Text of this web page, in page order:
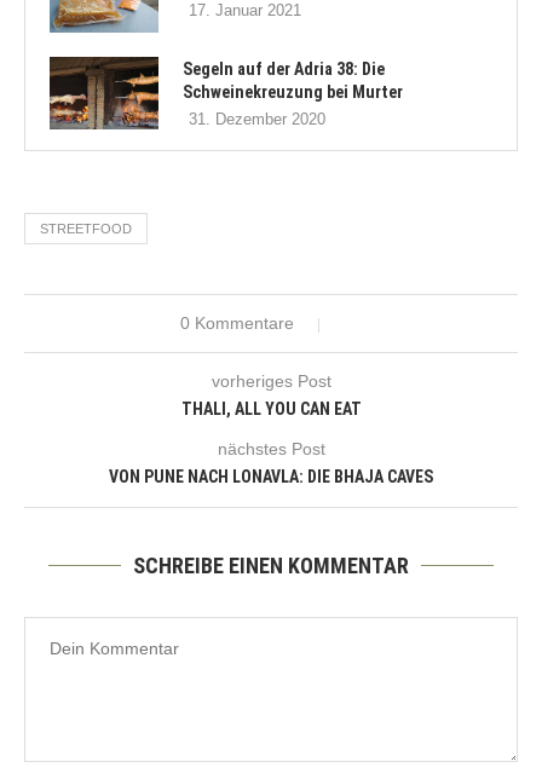
17. Januar 2021
Segeln auf der Adria 38: Die
Schweinekreuzung bei Murter
31. Dezember 2020
STREETFOOD
0 Kommentare
vorheriges Post
THALI, ALL YOU CAN EAT
nächstes Post
VON PUNE NACH LONAVLA: DIE BHAJA CAVES
SCHREIBE EINEN KOMMENTAR